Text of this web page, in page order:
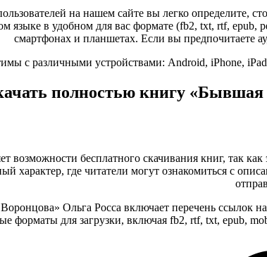
на нашем сайте вы легко определите,
языке в удобном для вас формате (fb2, txt, rtf,
смартфонах и планшетах. Если вы предпочитаете
с различными устройствами: Android, iPhone,
полностью книгу
возможности бесплатного скачивания книг, так
характер, где читатели могут ознакомиться с
Ольга Росса включает перечень
форматы для загрузки, включая fb2, rtf, txt, epub,